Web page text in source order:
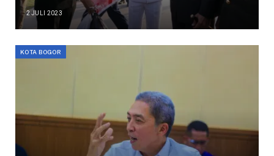
2 JULI 2023
KOTA BOGOR